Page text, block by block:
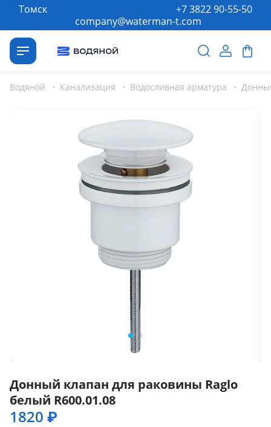
Томск
company@waterman-t.com
+7 3822 90-55-50
Водяной · Канализация · Водосливная арматура ·
Донный клапан для раковины Raglo
белый R600.01.08
1820 ₽